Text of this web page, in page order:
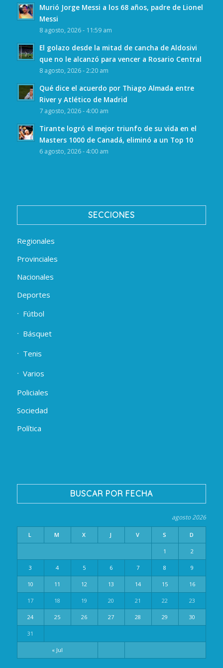
Murió Jorge Messi a los 68 años, padre de Lionel
Messi
8 agosto, 2026 - 11:59 am
El golazo desde la mitad de cancha de Aldosivi
que no le alcanzó para vencer a Rosario Central
8 agosto, 2026 - 2:20 am
Qué dice el acuerdo por Thiago Almada entre
River y Atlético de Madrid
7 agosto, 2026 - 4:00 am
Tirante logró el mejor triunfo de su vida en el
Masters 1000 de Canadá, eliminó a un Top 10
6 agosto, 2026 - 4:00 am
SECCIONES
Regionales
Provinciales
Nacionales
Deportes
Fútbol
Básquet
Tenis
Varios
Policiales
Sociedad
Política
BUSCAR POR FECHA
agosto 2026
L M X J V S D
« Jul
1 2
3 4 5 6 7 8 9
10 11 12 13 14 15 16
17 18 19 20 21 22 23
24 25 26 27 28 29 30
31